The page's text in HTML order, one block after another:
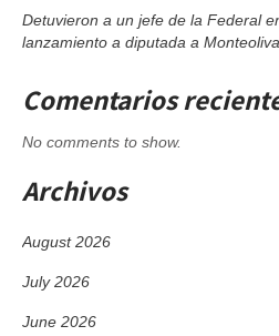
Detuvieron a un jefe de la Federal
lanzamiento a diputada a Monteoliva
Comentarios
No comments to show.
Archivos
August 2026
July 2026
June 2026